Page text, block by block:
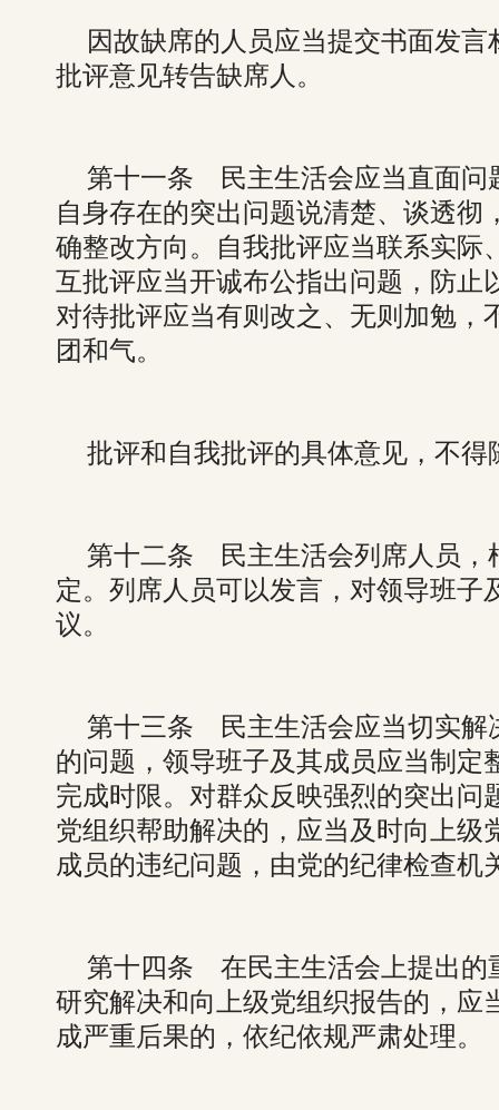
因故缺席的人员应当提交书面发
批评意见转告缺席人。
第十一条 民主生活会应当直面问
自身存在的突出问题说清楚、谈透彻
确整改方向。自我批评应当联系实际
互批评应当开诚布公指出问题，防止
对待批评应当有则改之、无则加勉，
团和气。
批评和自我批评的具体意见，不得
第十二条 民主生活会列席人员，
定。列席人员可以发言，对领导班子
议。
第十三条 民主生活会应当切实解
的问题，领导班子及其成员应当制定
完成时限。对群众反映强烈的突出问
党组织帮助解决的，应当及时向上级
成员的违纪问题，由党的纪律检查机
第十四条 在民主生活会上提出的
研究解决和向上级党组织报告的，应
成严重后果的，依纪依规严肃处理。